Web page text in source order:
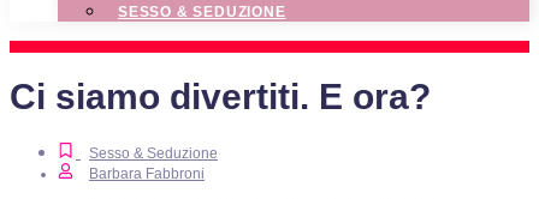
SESSO & SEDUZIONE
Ci siamo divertiti. E ora?
Sesso & Seduzione
Barbara Fabbroni